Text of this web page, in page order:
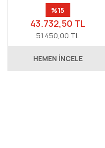
%15
43.732,50 TL
51.450,00 TL
HEMEN İNCELE